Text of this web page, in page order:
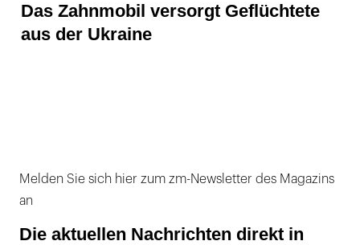
Das Zahnmobil versorgt Geflüchtete
aus der Ukraine
Melden Sie sich hier zum zm-Newsletter des Magazins
an
Die aktuellen Nachrichten direkt in